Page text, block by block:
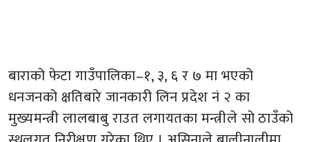
बाराको फेटा गाउँपालिका–१, ३, ६ र ७ मा भएको
धनजनको क्षतिबारे जानकारी लिन प्रदेश नं २ का
मुख्यमन्त्री लालबाबु राउत लगायतका मन्त्रीले सो ठाउँको